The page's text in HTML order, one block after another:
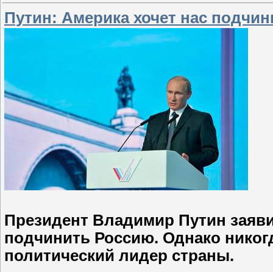
Путин: Америка хочет нас
Президент Владимир Путин
подчинить Россию. Однако
политический лидер страны.